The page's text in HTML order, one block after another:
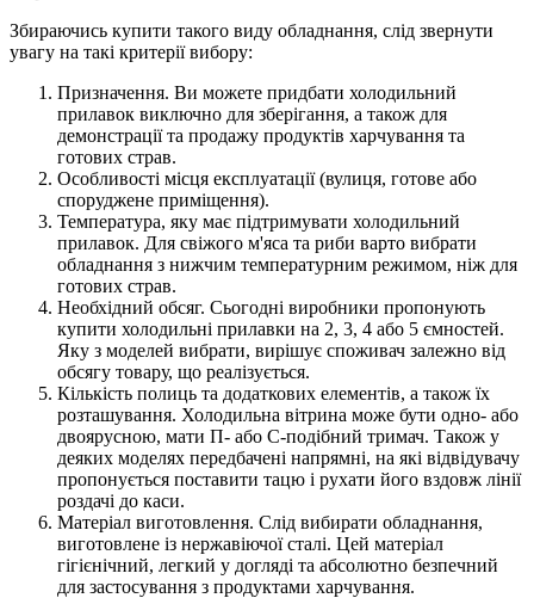
Збираючись купити такого виду обладнання, слід звернути
увагу на такі критерії вибору:
Призначення. Ви можете придбати холодильний
прилавок виключно для зберігання, а також для
демонстрації та продажу продуктів харчування та
готових страв.
Особливості місця експлуатації (вулиця, готове або
споруджене приміщення).
Температура, яку має підтримувати холодильний
прилавок. Для свіжого м'яса та риби варто вибрати
обладнання з нижчим температурним режимом, ніж для
готових страв.
Необхідний обсяг. Сьогодні виробники пропонують
купити холодильні прилавки на 2, 3, 4 або 5 ємностей.
Яку з моделей вибрати, вирішує споживач залежно від
обсягу товару, що реалізується.
Кількість полиць та додаткових елементів, а також їх
розташування. Холодильна вітрина може бути одно- або
двоярусною, мати П- або С-подібний тримач. Також у
деяких моделях передбачені напрямні, на які відвідувачу
пропонується поставити тацю і рухати його вздовж лінії
роздачі до каси.
Матеріал виготовлення. Слід вибирати обладнання,
виготовлене із нержавіючої сталі. Цей матеріал
гігієнічний, легкий у догляді та абсолютно безпечний
для застосування з продуктами харчування.